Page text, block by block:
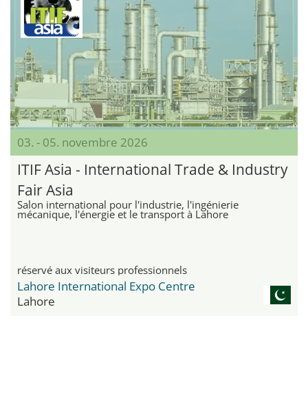
03. - 05. novembre 2026
ITIF Asia - International Trade & Industry
Fair Asia
Salon international pour l'industrie, l'ingénierie
mécanique, l'énergie et le transport à Lahore
réservé aux visiteurs professionnels
Lahore International Expo Centre
Lahore